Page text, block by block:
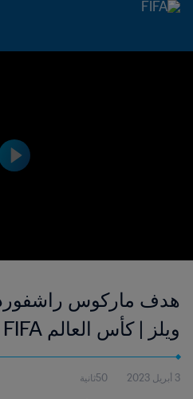
ويلز | كأس العالم FIFA قطر ٢٠٢٢™
3 أبريل 2023 50ثانية